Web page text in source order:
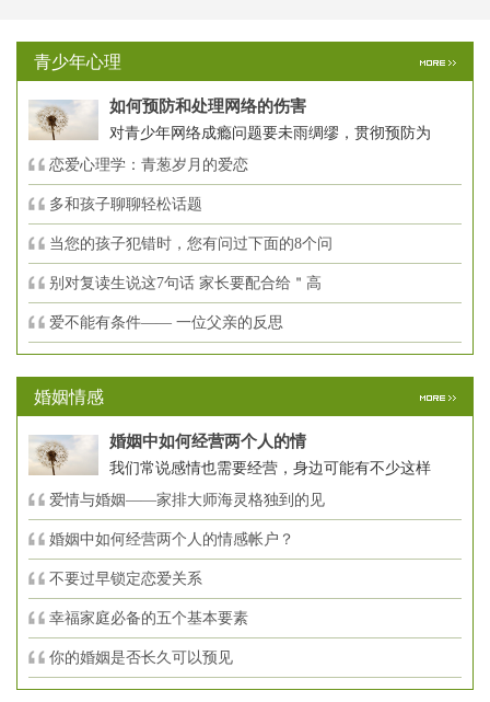
青少年心理
如何预防和处理网络的伤害
对青少年网络成瘾问题要未雨绸缪，贯彻预防为
恋爱心理学：青葱岁月的爱恋
多和孩子聊聊轻松话题
当您的孩子犯错时，您有问过下面的8个问
别对复读生说这7句话 家长要配合给＂高
爱不能有条件—— 一位父亲的反思
婚姻情感
婚姻中如何经营两个人的情
我们常说感情也需要经营，身边可能有不少这样
爱情与婚姻——家排大师海灵格独到的见
婚姻中如何经营两个人的情感帐户？
不要过早锁定恋爱关系
幸福家庭必备的五个基本要素
你的婚姻是否长久可以预见